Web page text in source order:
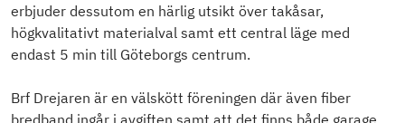
erbjuder dessutom en härlig utsikt över takåsar,
högkvalitativt materialval samt ett central läge med
endast 5 min till Göteborgs centrum.
Brf Drejaren är en välskött föreningen där även fiber